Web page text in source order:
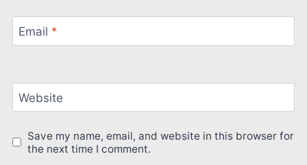
Email *
Website
Save my name, email, and website in this browser for
the next time I comment.